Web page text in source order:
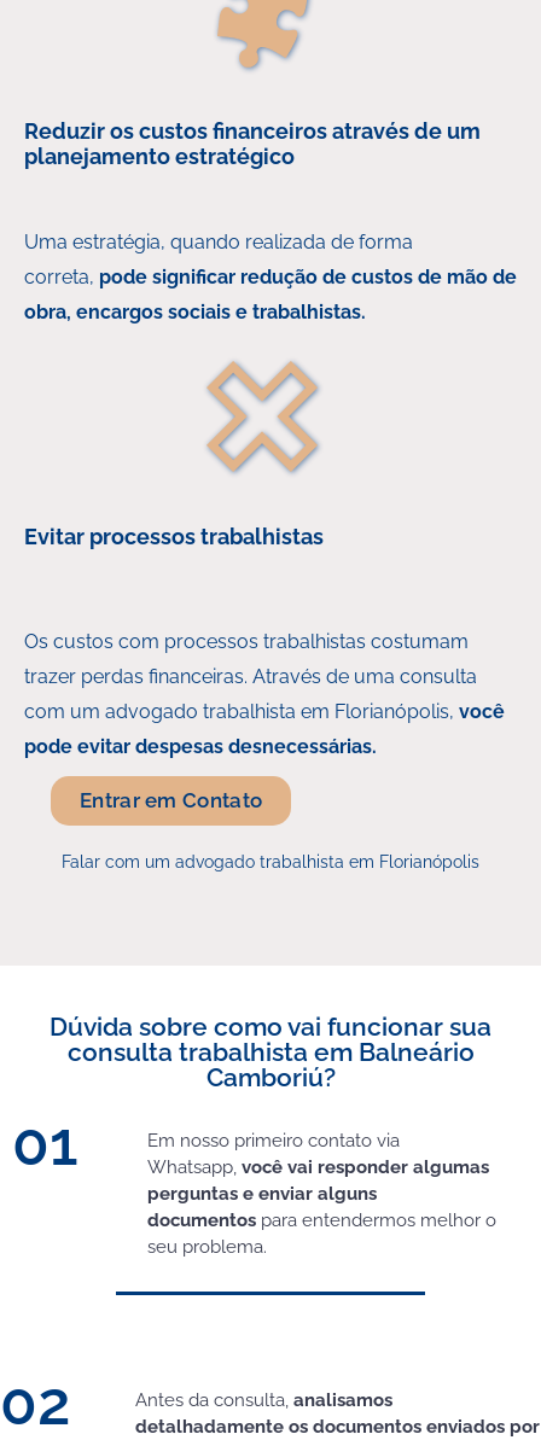
Reduzir os custos financeiros através de um
planejamento estratégico
Uma estratégia, quando realizada de forma
correta, pode significar redução de custos de mão de
obra, encargos sociais e trabalhistas.
Evitar processos trabalhistas
Os custos com processos trabalhistas costumam
trazer perdas financeiras. Através de uma consulta
com um advogado trabalhista em Florianópolis, você
pode evitar despesas desnecessárias.
Entrar em Contato
Falar com um advogado trabalhista em Florianópolis
Dúvida sobre como vai funcionar sua
consulta trabalhista em Balneário
Camboriú?
01
Em nosso primeiro contato via
Whatsapp, você vai responder algumas
perguntas e enviar alguns
documentos para entendermos melhor o
seu problema.
02 Antes da consulta, analisamos
detalhadamente os documentos enviados por